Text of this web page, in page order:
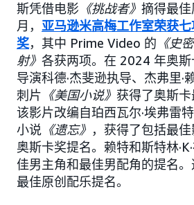
斯凭借电影 《挑战者》 摘得最
月， 亚马逊米高梅工作室荣获
奖，其中 Prime Video 的 《史
射》 各获两项。在 2024 年奥
导演科德·杰斐逊执导、杰弗里·
刺片 《美国小说》 获得了奥斯卡
该影片改编自珀西瓦尔·埃弗雷
小说 《遗忘》 ，获得了包括最
奥斯卡奖提名。赖特和斯特林
佳男主角和最佳男配角的提名
最佳原创配乐提名。